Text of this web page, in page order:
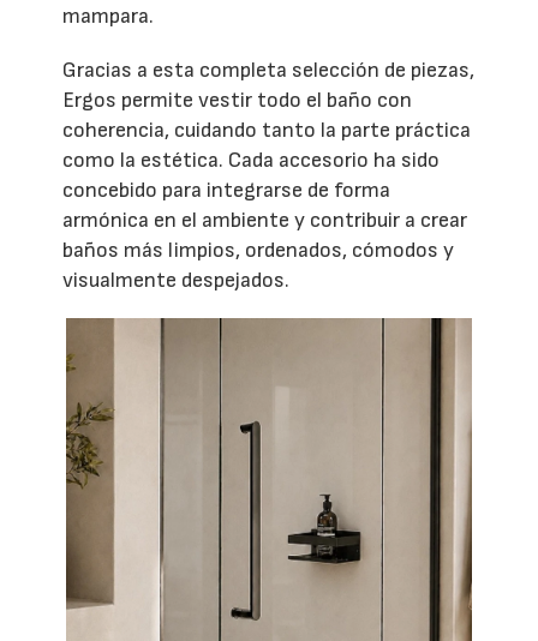
mampara.
Gracias a esta completa selección de piezas,
Ergos permite vestir todo el baño con
coherencia, cuidando tanto la parte práctica
como la estética. Cada accesorio ha sido
concebido para integrarse de forma
armónica en el ambiente y contribuir a crear
baños más limpios, ordenados, cómodos y
visualmente despejados.